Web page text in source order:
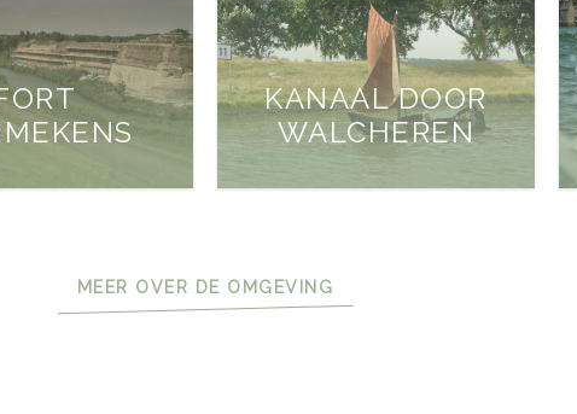
KANAAL DOOR
WALCHEREN
MEER OVER DE OMGEVING